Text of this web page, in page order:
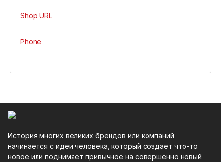
Shop URL
Phone
История многих великих брендов или компаний
начинается с идеи человека, который создает что-то
новое или поднимает привычное на совершенно новый